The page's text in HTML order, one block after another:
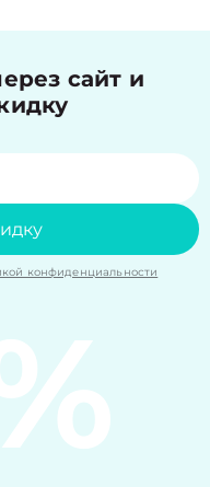
сайт и
конфиденциальности